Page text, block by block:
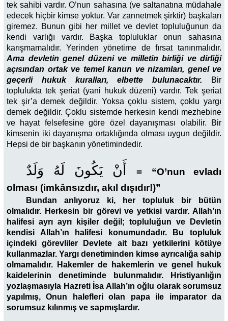
tek sahibi vardır. O’nun sahasına (ve saltanatına müdahale
edecek hiçbir kimse yoktur. Var zannetmek şirktir) başkaları
giremez. Bunun gibi her millet ve devlet topluluğunun da
kendi varlığı vardır. Başka topluluklar onun sahasına
karışmamalıdır. Yerinden yönetime de fırsat tanınmalıdır.
Ama devletin genel düzeni ve milletin birliği ve dirliği
açısından ortak ve temel kanun ve nizamları, genel ve
geçerli hukuk kuralları, elbette bulunacaktır.
Bir
toplulukta tek şeriat (yani hukuk düzeni) vardır. Tek şeriat
tek şir’a demek değildir. Yoksa çoklu sistem, çoklu yargı
demek değildir. Çoklu sistemde herkesin kendi mezhebine
ve hayat felsefesine göre özel dayanışması olabilir. Bir
kimsenin iki dayanışma ortaklığında olması uygun değildir.
Hepsi de bir başkanın yönetimindedir.
أَنْ يَكُونَ لَهُ وَلَدٌ =
“O’nun evladı
olması (imkânsızdır, akıl dışıdır!)”
Bundan anlıyoruz ki, her topluluk bir bütün
olmalıdır. Herkesin bir görevi ve yetkisi vardır. Allah’ın
halifesi ayrı ayrı kişiler değil; topluluğun ve Devletin
kendisi Allah’ın halifesi konumundadır. Bu topluluk
içindeki görevliler Devlete ait bazı yetkilerini kötüye
kullanmazlar. Yargı denetiminden kimse ayrıcalığa sahip
olmamalıdır. Hakemler de hakemlerin ve genel hukuk
kaidelerinin denetiminde bulunmalıdır. Hristiyanlığın
yozlaşmasıyla Hazreti İsa Allah’ın oğlu olarak sorumsuz
yapılmış, Onun halefleri olan papa ile imparator da
sorumsuz kılınmış ve sapmışlardır.